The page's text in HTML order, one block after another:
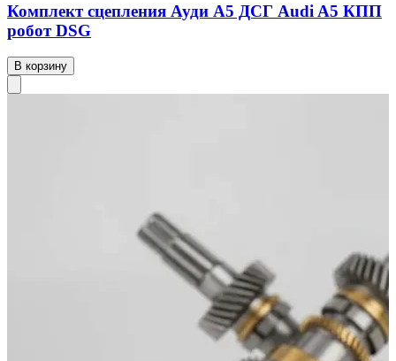
Комплект сцепления Ауди А5 ДСГ Audi A5 КПП
робот DSG
В корзину